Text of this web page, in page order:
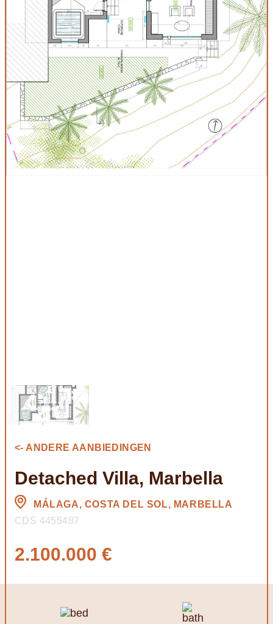
<- ANDERE AANBIEDINGEN
Detached Villa, Marbella
MÁLAGA, COSTA DEL SOL, MARBELLA
CDS 4455487
2.100.000 €